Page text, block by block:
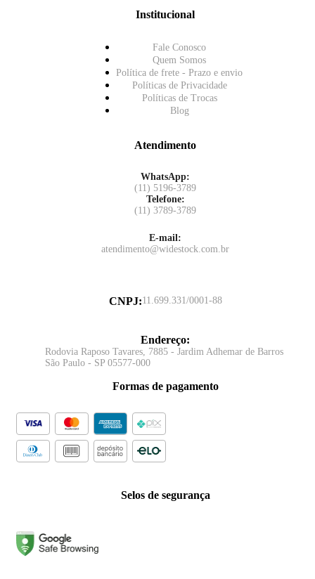
Institucional
Fale Conosco
Quem Somos
Política de frete - Prazo e envio
Políticas de Privacidade
Políticas de Trocas
Blog
Atendimento
WhatsApp:
(11) 5196-3789
Telefone:
(11) 3789-3789
E-mail:
atendimento@widestock.com.br
CNPJ:11.699.331/0001-88
Endereço:
Rodovia Raposo Tavares, 7885 - Jardim Adhemar de Barros
São Paulo - SP 05577-000
Formas de pagamento
Selos de segurança